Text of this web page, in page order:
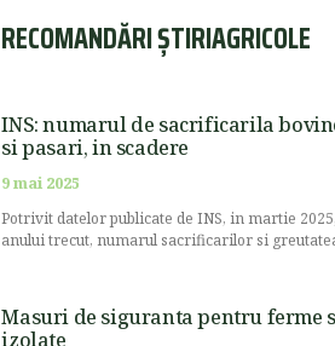
RECOMANDĂRI ȘTIRIAGRICOLE
INS: numarul de sacrificarila
si pasari, in scadere
9 mai 2025
Potrivit datelor publicate de INS, in martie
anului trecut, numarul sacrificarilor si
Masuri de siguranta pentru ferme
izolate